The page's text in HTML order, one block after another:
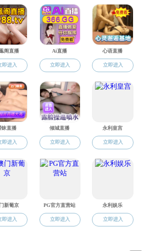
010-58807943
市海淀区新外大街19号电子楼
家 小宝探花官方微信